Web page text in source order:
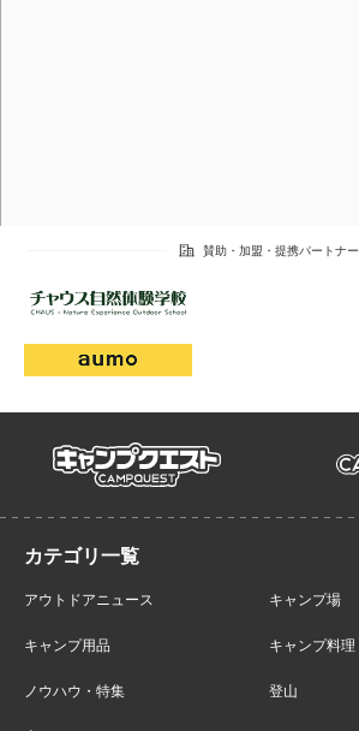
campquest
アウトドアニュース キャンプ場
キャンプ用品 キャンプ料理
ノウハウ・特集 登山